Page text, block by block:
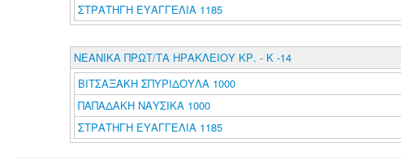
ΣΤΡΑΤΗΓΗ ΕΥΑΓΓΕΛΙΑ 1185
ΝΕΑΝΙΚΑ ΠΡΩΤ/ΤΑ ΗΡΑΚΛΕΙΟΥ ΚΡ. - Κ -14
ΒΙΤΣΑΞΑΚΗ ΣΠΥΡΙΔΟΥΛΑ 1000
ΠΑΠΑΔΑΚΗ ΝΑΥΣΙΚΑ 1000
ΣΤΡΑΤΗΓΗ ΕΥΑΓΓΕΛΙΑ 1185